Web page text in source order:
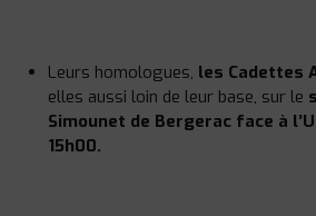
Leurs homologues, les Cadettes
elles aussi loin de leur base, sur le
Simounet de Bergerac face à
15h00.